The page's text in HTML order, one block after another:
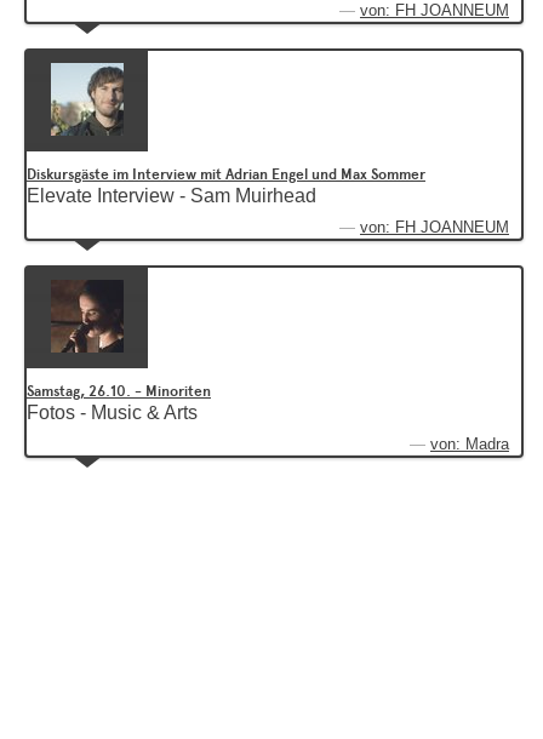
von: FH JOANNEUM
Diskursgäste im Interview mit Adrian Engel und Max Sommer
Elevate Interview - Sam Muirhead
von: FH JOANNEUM
Samstag, 26.10. - Minoriten
Fotos - Music & Arts
von: Madra